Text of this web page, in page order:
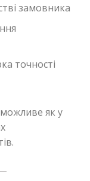
замовника
точності
можливе як у